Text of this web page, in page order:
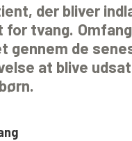
der bliver
tvang.
de
at blive